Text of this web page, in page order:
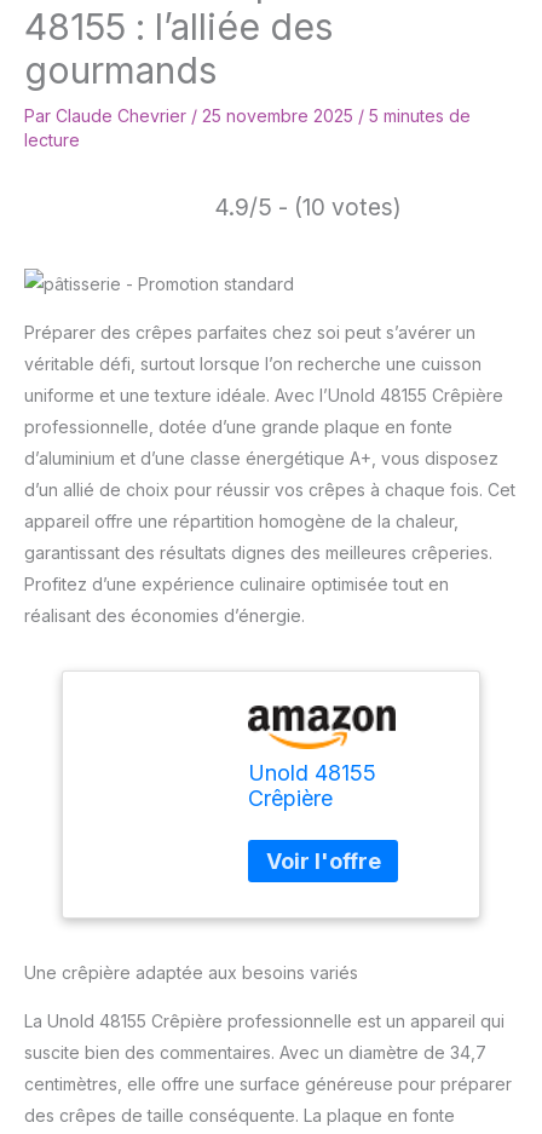
48155 : l’alliée des
gourmands
Par Claude Chevrier / 25 novembre 2025 / 5 minutes de
lecture
4.9/5 - (10 votes)
Préparer des crêpes parfaites chez soi peut s’avérer un
véritable défi, surtout lorsque l’on recherche une cuisson
uniforme et une texture idéale. Avec l’Unold 48155 Crêpière
professionnelle, dotée d’une grande plaque en fonte
d’aluminium et d’une classe énergétique A+, vous disposez
d’un allié de choix pour réussir vos crêpes à chaque fois. Cet
appareil offre une répartition homogène de la chaleur,
garantissant des résultats dignes des meilleures crêperies.
Profitez d’une expérience culinaire optimisée tout en
réalisant des économies d’énergie.
Unold 48155
Crêpière
grande plaque en
fonte d'aluminium
Une crêpière adaptée aux besoins variés
La Unold 48155 Crêpière professionnelle est un appareil qui
suscite bien des commentaires. Avec un diamètre de 34,7
centimètres, elle offre une surface généreuse pour préparer
des crêpes de taille conséquente. La plaque en fonte